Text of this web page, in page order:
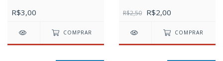
R$3,00
COMPRAR
R$2,50 R$2,00
COMPRAR